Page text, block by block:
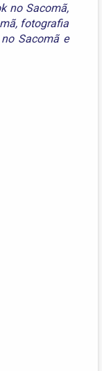
no Sacomã,
, fotografia
Sacomãe